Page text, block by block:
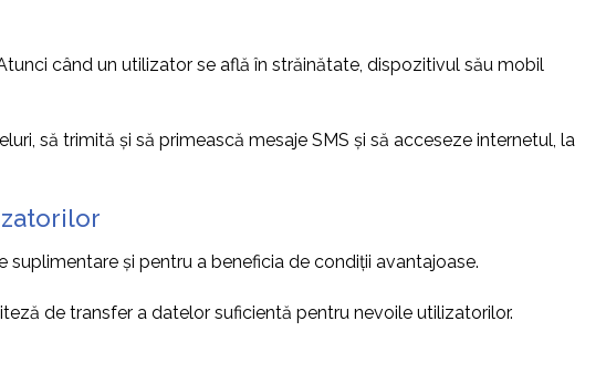
când un utilizator se află în străinătate, dispozitivul său mobil
să trimită și să primească mesaje SMS și să acceseze internetul, la
și pentru a beneficia de condiții avantajoase.
de transfer a datelor suficientă pentru nevoile utilizatorilor.